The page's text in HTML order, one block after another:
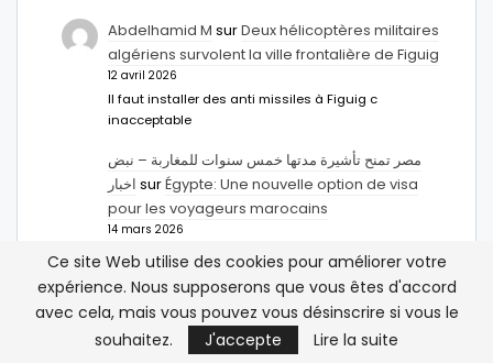
Abdelhamid M surDeux hélicoptères militaires
algériens survolent la ville frontalière de Figuig
12 avril 2026
Il faut installer des anti missiles à Figuig c
inacceptable
مصر تمنح تأشيرة مدتها خمس سنوات للمغاربة – نبض
اخبار surÉgypte: Une nouvelle option de visa
pour les voyageurs marocains
14 mars 2026
[…] الإعلان عن طريق Ahmed Abdel-Latifسفير مصر بالرباط.
ووفقا له، فإن هذا الإجراء يهدف إلى […]
Après le Venezuela, les États-Unis menacent
Cuba et Groenland - AtlasinfosurChute de
Ce site Web utilise des cookies pour améliorer votre
expérience. Nous supposerons que vous êtes d'accord
avec cela, mais vous pouvez vous désinscrire si vous le
souhaitez.
J'accepte Lire la suite